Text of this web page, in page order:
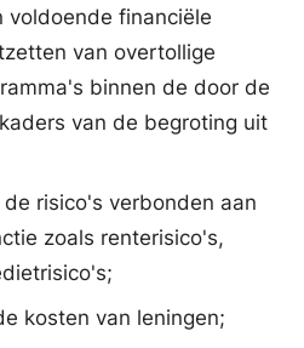
voldoende financiële
van overtollige
binnen de door de
van de begroting uit
risico's verbonden aan
zoals renterisico's,
kosten van leningen;